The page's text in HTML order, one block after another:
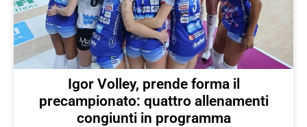
Igor Volley, prende forma il
precampionato: quattro allenamenti
congiunti in programma